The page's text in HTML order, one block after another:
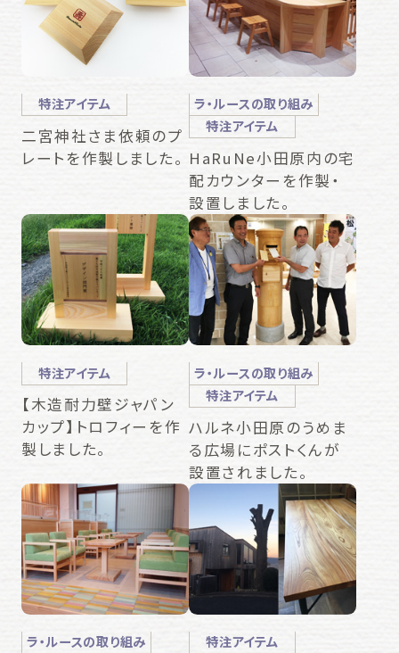
特注アイテム
二宮神社さま依頼のプ
レートを作製しました。
ラ・ルースの取り組み
特注アイテム
HaRuNe小田原内の宅
配カウンターを作製・
設置しました。
特注アイテム
【木造耐力壁ジャパン
カップ】トロフィーを作
製しました。
ラ・ルースの取り組み
特注アイテム
ハルネ小田原のうめま
る広場にポストくんが
設置されました。
ラ・ルースの取り組み
特注アイテム